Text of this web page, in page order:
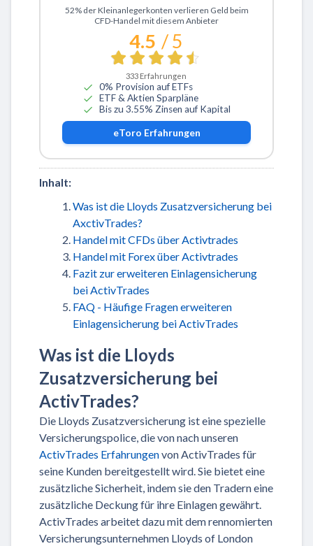
Zu eToro
52% der Kleinanlegerkonten verlieren Geld beim
CFD-Handel mit diesem Anbieter
4.5 / 5
333 Erfahrungen
0% Provision auf ETFs
ETF & Aktien Sparpläne
Bis zu 3.55% Zinsen auf Kapital
eToro Erfahrungen
Inhalt:
Was ist die Lloyds Zusatzversicherung bei
AxctivTrades?
Handel mit CFDs über Activtrades
Handel mit Forex über Activtrades
Fazit zur erweiteren Einlagensicherung
bei ActivTrades
FAQ - Häufige Fragen erweiteren
Einlagensicherung bei ActivTrades
Was ist die Lloyds
Zusatzversicherung bei
ActivTrades?
Die Lloyds Zusatzversicherung ist eine spezielle
Versicherungspolice, die von nach unseren
ActivTrades Erfahrungenvon ActivTrades für
seine Kunden bereitgestellt wird. Sie bietet eine
zusätzliche Sicherheit, indem sie den Tradern eine
zusätzliche Deckung für ihre Einlagen gewährt.
ActivTrades arbeitet dazu mit dem rennomierten
Versicherungsunternehmen Lloyds of London